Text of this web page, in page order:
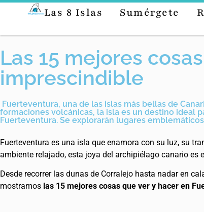
Las 8 Islas Sumérgete
Las 15 mejores
imprescindible
Fuerteventura, una de las islas más bellas de
formaciones volcánicas, la isla es un destino ideal
Fuerteventura. Se explorarán lugares
Fuerteventura es una isla que enamora con su luz, su
ambiente relajado, esta joya del archipiélago canario es
Desde recorrer las dunas de Corralejo hasta nadar en
mostramos las 15 mejores cosas que ver y hacer en